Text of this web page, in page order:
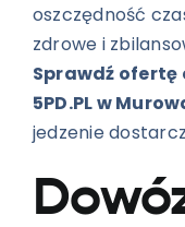
oszczędność
zdrowe i
Sprawdź
5PD.PL w
jedzenie